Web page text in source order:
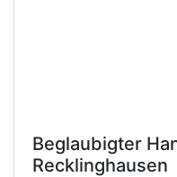
Beglaubigter
Recklinghausen